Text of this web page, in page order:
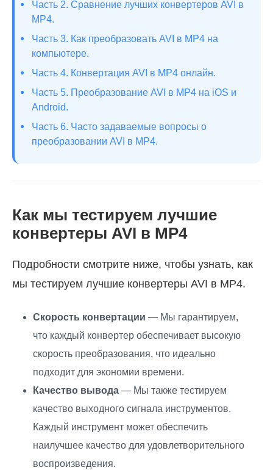
Часть 2. Сравнение лучших конвертеров AVI в
MP4.
Часть 3. Как преобразовать AVI в MP4 на
компьютере.
Часть 4. Конвертация AVI в MP4 онлайн.
Часть 5. Преобразование AVI в MP4 на iOS и
Android.
Часть 6. Часто задаваемые вопросы о
преобразовании AVI в MP4.
Как мы тестируем лучшие
конвертеры AVI в MP4
Подробности смотрите ниже, чтобы узнать, как
мы тестируем лучшие конвертеры AVI в MP4.
Скорость конвертации — Мы гарантируем,
что каждый конвертер обеспечивает высокую
скорость преобразования, что идеально
подходит для экономии времени.
Качество вывода — Мы также тестируем
качество выходного сигнала инструментов.
Каждый инструмент может обеспечить
наилучшее качество для удовлетворительного
воспроизведения.